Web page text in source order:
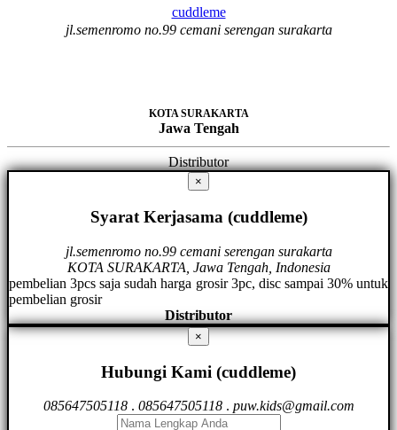
cuddleme
jl.semenromo no.99 cemani serengan surakarta
KOTA SURAKARTA
Jawa Tengah
Distributor
×
Syarat Kerjasama (cuddleme)
jl.semenromo no.99 cemani serengan surakarta
KOTA SURAKARTA, Jawa Tengah, Indonesia
pembelian 3pcs saja sudah harga grosir 3pc, disc sampai 30% untuk
pembelian grosir
Distributor
×
Hubungi Kami (cuddleme)
085647505118. 085647505118. puw.kids@gmail.com